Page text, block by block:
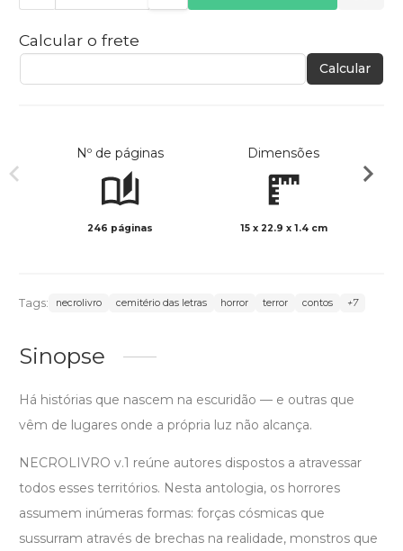
Calcular o frete
Calcular
Nº de páginas
246 páginas
Dimensões
15 x 22.9 x 1.4 cm
Tags: necrolivro cemitério das letras horror terror contos +7
Sinopse
Há histórias que nascem na escuridão — e outras que
vêm de lugares onde a própria luz não alcança.
NECROLIVRO v.1 reúne autores dispostos a atravessar
todos esses territórios. Nesta antologia, os horrores
assumem inúmeras formas: forças cósmicas que
sussurram através de brechas na realidade, monstros que